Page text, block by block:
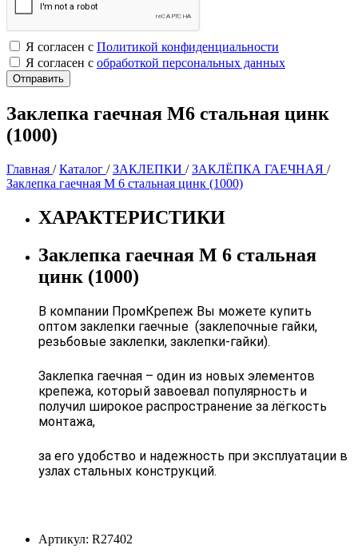
Я согласен с Политикой конфиденциальности
Я согласен с обработкой персональных данных
Заклепка гаечная М6 стальная цинк
(1000)
Главная /Каталог /ЗАКЛЕПКИ /ЗАКЛЁПКА ГАЕЧНАЯ /
Заклепка гаечная М 6 стальная цинк (1000)
ХАРАКТЕРИСТИКИ
Заклепка гаечная М 6 стальная
цинк (1000)
В компании ПромКрепеж Вы можете купить
оптом заклепки гаечные (заклепочные гайки,
резьбовые заклепки, заклепки-гайки).
Заклепка гаечная – один из новых элементов
крепежа, который завоевал популярность и
получил широкое распространение за лёгкость
монтажа,
за его удобство и надежность при эксплуатации в
узлах стальных конструкций.
Артикул: R27402